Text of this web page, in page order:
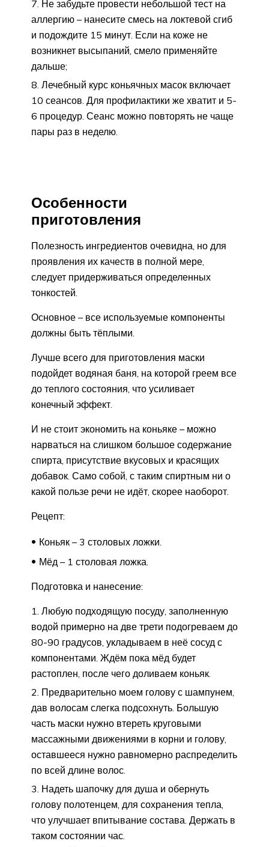
Не забудьте провести небольшой тест на
аллергию – нанесите смесь на локтевой сгиб
и подождите 15 минут. Если на коже не
возникнет высыпаний, смело применяйте
дальше;
Лечебный курс коньячных масок включает
10 сеансов. Для профилактики же хватит и 5-
6 процедур. Сеанс можно повторять не чаще
пары раз в неделю.
Особенности
приготовления
Полезность ингредиентов очевидна, но для
проявления их качеств в полной мере,
следует придерживаться определенных
тонкостей.
Основное – все используемые компоненты
должны быть тёплыми.
Лучше всего для приготовления маски
подойдет водяная баня, на которой греем все
до теплого состояния, что усиливает
конечный эффект.
И не стоит экономить на коньяке – можно
нарваться на слишком большое содержание
спирта, присутствие вкусовых и красящих
добавок. Само собой, с таким спиртным ни о
какой пользе речи не идёт, скорее наоборот.
Рецепт:
Коньяк – 3 столовых ложки.
Мёд – 1 столовая ложка.
Подготовка и нанесение:
Любую подходящую посуду, заполненную
водой примерно на две трети подогреваем до
80-90 градусов, укладываем в неё сосуд с
компонентами. Ждём пока мёд будет
растоплен, после чего доливаем коньяк.
Предварительно моем голову с шампунем,
дав волосам слегка подсохнуть. Большую
часть маски нужно втереть круговыми
массажными движениями в корни и голову,
оставшееся нужно равномерно распределить
по всей длине волос.
Надеть шапочку для душа и обернуть
голову полотенцем, для сохранения тепла,
что улучшает впитывание состава. Держать в
таком состоянии час.